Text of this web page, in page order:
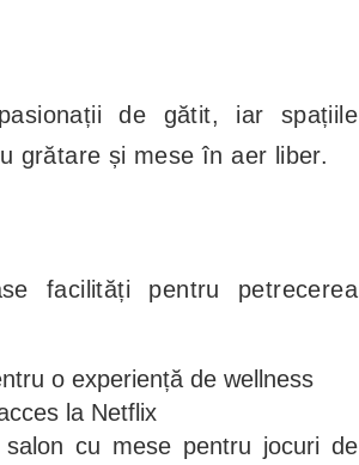
de gătit, iar spațiile
grătare și mese în aer liber.
facilități pentru petrecerea
o experiență de wellness
la Netflix
cu mese pentru jocuri de